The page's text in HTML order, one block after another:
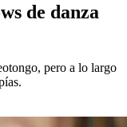
de danza
pero a lo largo